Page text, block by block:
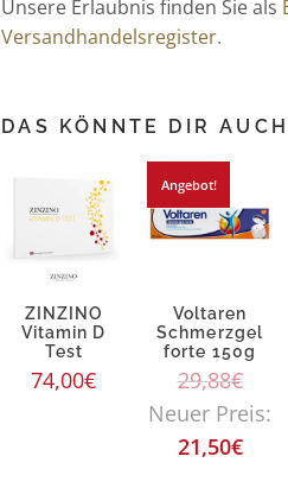
Unsere Erlaubnis finden Sie als
Versandhandelsregister.
DAS KÖNNTE DIR
ZINZINO
Vitamin D
Test
74,00€
Angebot!
Voltaren
Schmerzgel
forte 150g
29,88€
Neuer Preis:
21,50€